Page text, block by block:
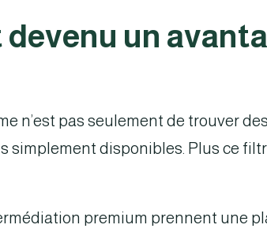
un
n’est pas seulement de trouver
simplement disponibles. Plus ce
premium prennent une